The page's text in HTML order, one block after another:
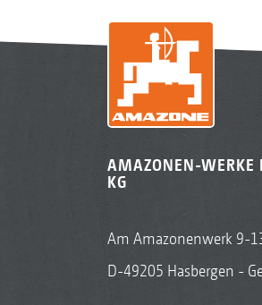
AMAZONEN-WERKE
KG
Am Amazonenwerk 9-
D-49205 Hasbergen -